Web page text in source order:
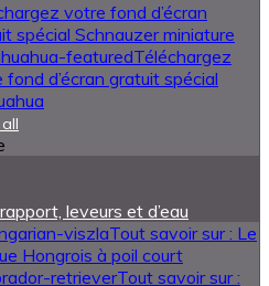
votre fond d’écran
spécial Schnauzer miniature
Téléchargez
fond d’écran gratuit spécial
leveurs et d’eau
Tout savoir sur : Le
Hongrois à poil court
Tout savoir sur :